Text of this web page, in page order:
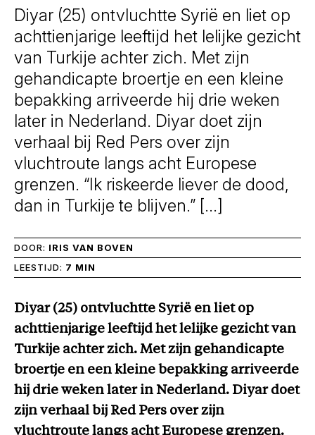
Diyar (25) ontvluchtte Syrië en liet op
achttienjarige leeftijd het lelijke gezicht
van Turkije achter zich. Met zijn
gehandicapte broertje en een kleine
bepakking arriveerde hij drie weken
later in Nederland. Diyar doet zijn
verhaal bij Red Pers over zijn
vluchtroute langs acht Europese
grenzen. “Ik riskeerde liever de dood,
dan in Turkije te blijven.” […]
DOOR: IRIS VAN BOVEN
LEESTIJD: 7 MIN
:
Diyar
Wakkas
over
zijn
vluchtroute
langs
Diyar (25) ontvluchtte Syrië en liet op
achttienjarige leeftijd het lelijke gezicht van
Turkije achter zich. Met zijn gehandicapte
broertje en een kleine bepakking arriveerde
hij drie weken later in Nederland. Diyar doet
zijn verhaal bij Red Pers over zijn
vluchtroute langs acht Europese grenzen.